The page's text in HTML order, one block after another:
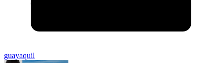
guayaquil